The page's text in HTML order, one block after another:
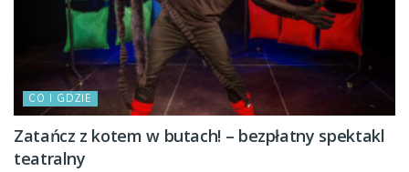
CO I GDZIE
Zatańcz z kotem w butach! – bezpłatny spektakl
teatralny